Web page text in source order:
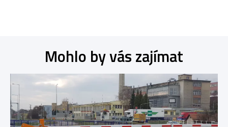
Mohlo by vás zajímat